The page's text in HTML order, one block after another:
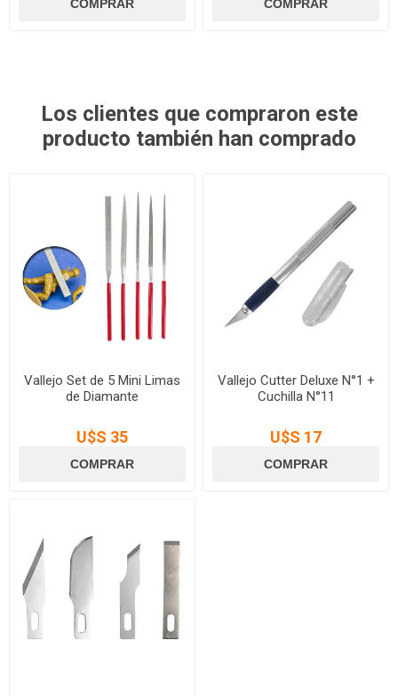
Los clientes que compraron este
producto también han comprado
Vallejo Set de 5 Mini Limas
de Diamante
U$S 35
Vallejo Cutter Deluxe N°1 +
Cuchilla N°11
U$S 17